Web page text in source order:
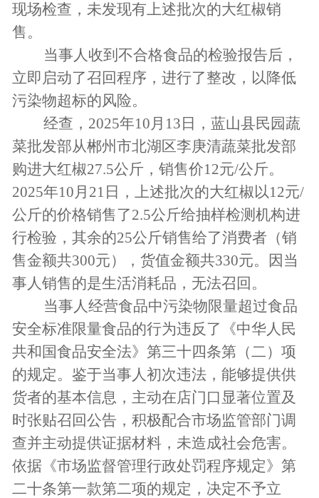
现场检查，未发现有上述批次的大红椒销
售。
当事人收到不合格食品的检验报告后，
立即启动了召回程序，进行了整改，以降低
污染物超标的风险。
经查，2025年10月13日，蓝山县民园蔬
菜批发部从郴州市北湖区李庚清蔬菜批发部
购进大红椒27.5公斤，销售价12元/公斤。
2025年10月21日，上述批次的大红椒以12元/
公斤的价格销售了2.5公斤给抽样检测机构进
行检验，其余的25公斤销售给了消费者（销
售金额共300元），货值金额共330元。因当
事人销售的是生活消耗品，无法召回。
当事人经营食品中污染物限量超过食品
安全标准限量食品的行为违反了《中华人民
共和国食品安全法》第三十四条第（二）项
的规定。鉴于当事人初次违法，能够提供供
货者的基本信息，主动在店门口显著位置及
时张贴召回公告，积极配合市场监管部门调
查并主动提供证据材料，未造成社会危害。
依据《市场监督管理行政处罚程序规定》第
二十条第一款第二项的规定，决定不予立